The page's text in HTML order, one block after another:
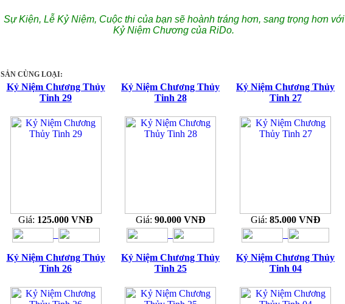
Sự Kiện, Lễ Kỷ Niệm, Cuộc thi của bạn sẽ hoành tráng hơn, sang trọng hơn với
Kỷ Niệm Chương của RiDo.
SẢN CÙNG LOẠI:
Kỷ Niệm Chương Thủy
Tinh 29
Giá: 125.000 VNĐ
Kỷ Niệm Chương Thủy
Tinh 28
Giá: 90.000 VNĐ
Kỷ Niệm Chương Thủy
Tinh 27
Giá: 85.000 VNĐ
Kỷ Niệm Chương Thủy
Tinh 26
Kỷ Niệm Chương Thủy
Tinh 25
Kỷ Niệm Chương Thủy
Tinh 04